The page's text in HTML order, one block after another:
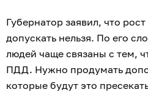
Губернатор заявил, что
допускать нельзя. По его
людей чаще связаны с тем,
ПДД. Нужно продумать
которые будут это